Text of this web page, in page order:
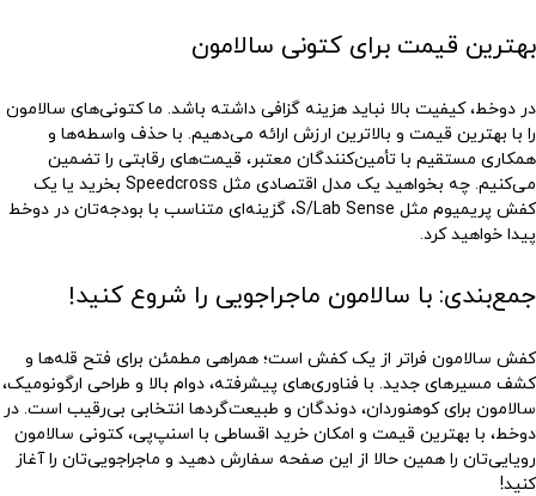
بهترین قیمت برای کتونی سالامون
در دوخط، کیفیت بالا نباید هزینه گزافی داشته باشد. ما کتونی‌های سالامون
را با بهترین قیمت و بالاترین ارزش ارائه می‌دهیم. با حذف واسطه‌ها و
همکاری مستقیم با تأمین‌کنندگان معتبر، قیمت‌های رقابتی را تضمین
می‌کنیم. چه بخواهید یک مدل اقتصادی مثل Speedcross بخرید یا یک
کفش پریمیوم مثل S/Lab Sense، گزینه‌ای متناسب با بودجه‌تان در دوخط
پیدا خواهید کرد.
جمع‌بندی: با سالامون ماجراجویی را شروع کنید!
کفش سالامون فراتر از یک کفش است؛ همراهی مطمئن برای فتح قله‌ها و
کشف مسیرهای جدید. با فناوری‌های پیشرفته، دوام بالا و طراحی ارگونومیک،
سالامون برای کوهنوردان، دوندگان و طبیعت‌گردها انتخابی بی‌رقیب است. در
دوخط، با بهترین قیمت و امکان خرید اقساطی با اسنپ‌پی، کتونی سالامون
رویایی‌تان را همین حالا از این صفحه سفارش دهید و ماجراجویی‌تان را آغاز
کنید!